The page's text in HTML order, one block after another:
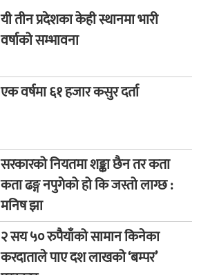
यी तीन प्रदेशका केही स्थानमा भारी
वर्षाको सम्भावना
एक वर्षमा ६१ हजार कसुर दर्ता
सरकारको नियतमा शङ्का छैन तर कता
कता ढङ्ग नपुगेको हो कि जस्तो लाग्छ :
मनिष झा
२ सय ५० रुपैयाँको सामान किनेका
करदाताले पाए दश लाखको ‘बम्पर’